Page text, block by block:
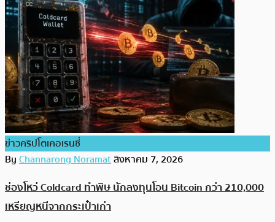
ข่าวคริปโตเคอเรนซี่
ByChannarong Noramatสิงหาคม 7, 2026
ช่องโหว่ Coldcard ทำพิษ นักลงทุนโอน Bitcoin กว่า 210,000
เหรียญหนีจากกระเป๋าเก่า